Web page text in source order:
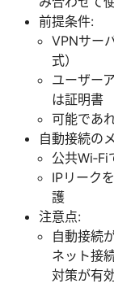
前提条件:
VPNサー
式）
ユーザー
は証明書
可能であ
自動接続の
公共
IPリーク
護
注意点:
自動接続
ネット接
対策が有